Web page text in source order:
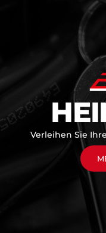
Verleihen Sie